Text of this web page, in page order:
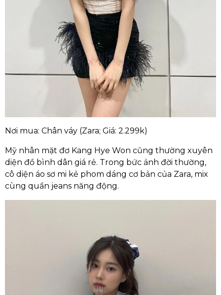
Nơi mua: Chân váy (Zara; Giá: 2.299k)
Mỹ nhân mặt đơ Kang Hye Won cũng thường xuyên
diện đồ bình dân giá rẻ. Trong bức ảnh đời thường,
cô diện áo sơ mi kẻ phom dáng cơ bản của Zara, mix
cùng quần jeans năng động.